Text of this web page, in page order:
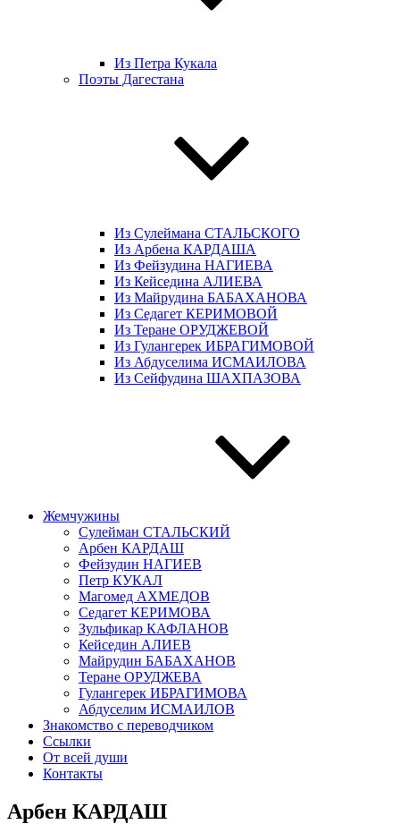
Из Петра Кукала
Поэты Дагестана
Из Сулеймана СТАЛЬСКОГО
Из Арбена КАРДАША
Из Фейзудина НАГИЕВА
Из Кейседина АЛИЕВА
Из Майрудина БАБАХАНОВА
Из Седагет КЕРИМОВОЙ
Из Теране ОРУДЖЕВОЙ
Из Гулангерек ИБРАГИМОВОЙ
Из Абдуселима ИСМАИЛОВА
Из Сейфудина ШАХПАЗОВА
Жемчужины
Сулейман СТАЛЬСКИЙ
Арбен КАРДАШ
Фейзудин НАГИЕВ
Петр КУКАЛ
Магомед АХМЕДОВ
Седагет КЕРИМОВА
Зульфикар КАФЛАНОВ
Кейседин АЛИЕВ
Майрудин БАБАХАНОВ
Теране ОРУДЖЕВА
Гулангерек ИБРАГИМОВА
Абдуселим ИСМАИЛОВ
Знакомство с переводчиком
Ссылки
От всей души
Контакты
Арбен КАРДАШ